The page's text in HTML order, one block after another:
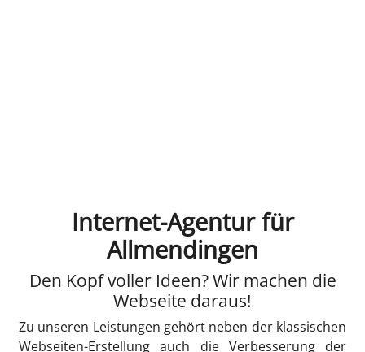
Internet-Agentur für
Allmendingen
Den Kopf voller Ideen? Wir machen die
Webseite daraus!
Zu unseren Leistungen gehört neben der klassischen
Webseiten-Erstellung auch die Verbesserung der